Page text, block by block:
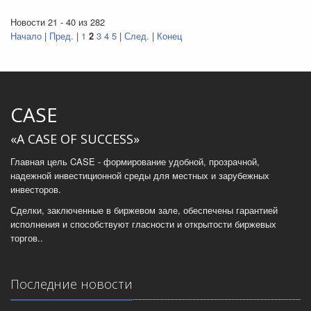
Новости 21 - 40 из 282
Начало | Пред. | 1 2 3 4 5 | След. | Конец
CASE
«A CASE OF SUCCESS»
Главная цель CASE - формирование удобной, прозрачной,
надежной инвестиционной среды для местных и зарубежных
инвесторов.
Сделки, заключенные в биржевом зале, обеспечены гарантией
исполнения и способствуют гласности и открытости биржевых
торгов..
Последние новости